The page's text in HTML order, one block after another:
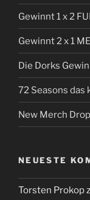
Gewinnt 1 x 2
Gewinnt 2 x 1
Die Dorks
72 Seasons
New Merch
NEUESTE
Torsten Prokop